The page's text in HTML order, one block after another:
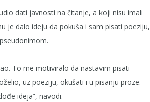
dati javnosti na čitanje, a koji nisu imali
je dalo ideju da pokuša i sam pisati poeziju,
To me motiviralo da nastavim pisati
uz poeziju, okušati i u pisanju proze.
ideja”, navodi.